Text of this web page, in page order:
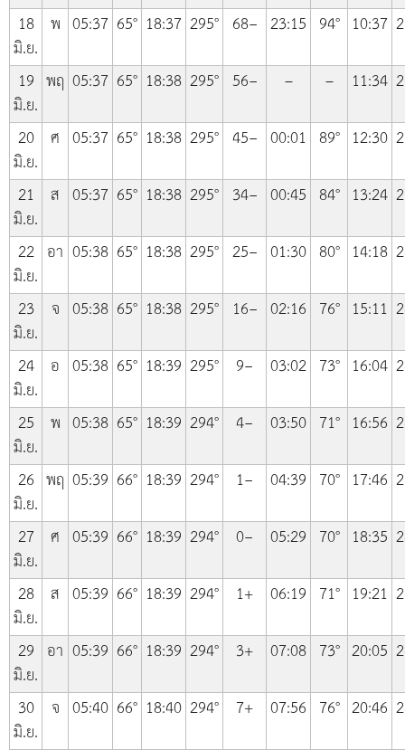
18
มิ.ย.
พ 05:37 65° 18:37 295° 68− 23:15 94° 10:37
19
มิ.ย.
พฤ 05:37 65° 18:38 295° 56− – – 11:34
20
มิ.ย.
ศ 05:37 65° 18:38 295° 45− 00:01 89° 12:30
21
มิ.ย.
ส 05:37 65° 18:38 295° 34− 00:45 84° 13:24
22
มิ.ย.
อา 05:38 65° 18:38 295° 25− 01:30 80° 14:18
23
มิ.ย.
จ 05:38 65° 18:38 295° 16− 02:16 76° 15:11
24
มิ.ย.
อ 05:38 65° 18:39 295° 9− 03:02 73° 16:04
25
มิ.ย.
พ 05:38 65° 18:39 294° 4− 03:50 71° 16:56
26
มิ.ย.
พฤ 05:39 66° 18:39 294° 1− 04:39 70° 17:46
27
มิ.ย.
ศ 05:39 66° 18:39 294° 0− 05:29 70° 18:35
28
มิ.ย.
ส 05:39 66° 18:39 294° 1+ 06:19 71° 19:21
29
มิ.ย.
อา 05:39 66° 18:39 294° 3+ 07:08 73° 20:05
30
มิ.ย.
จ 05:40 66° 18:40 294° 7+ 07:56 76° 20:46